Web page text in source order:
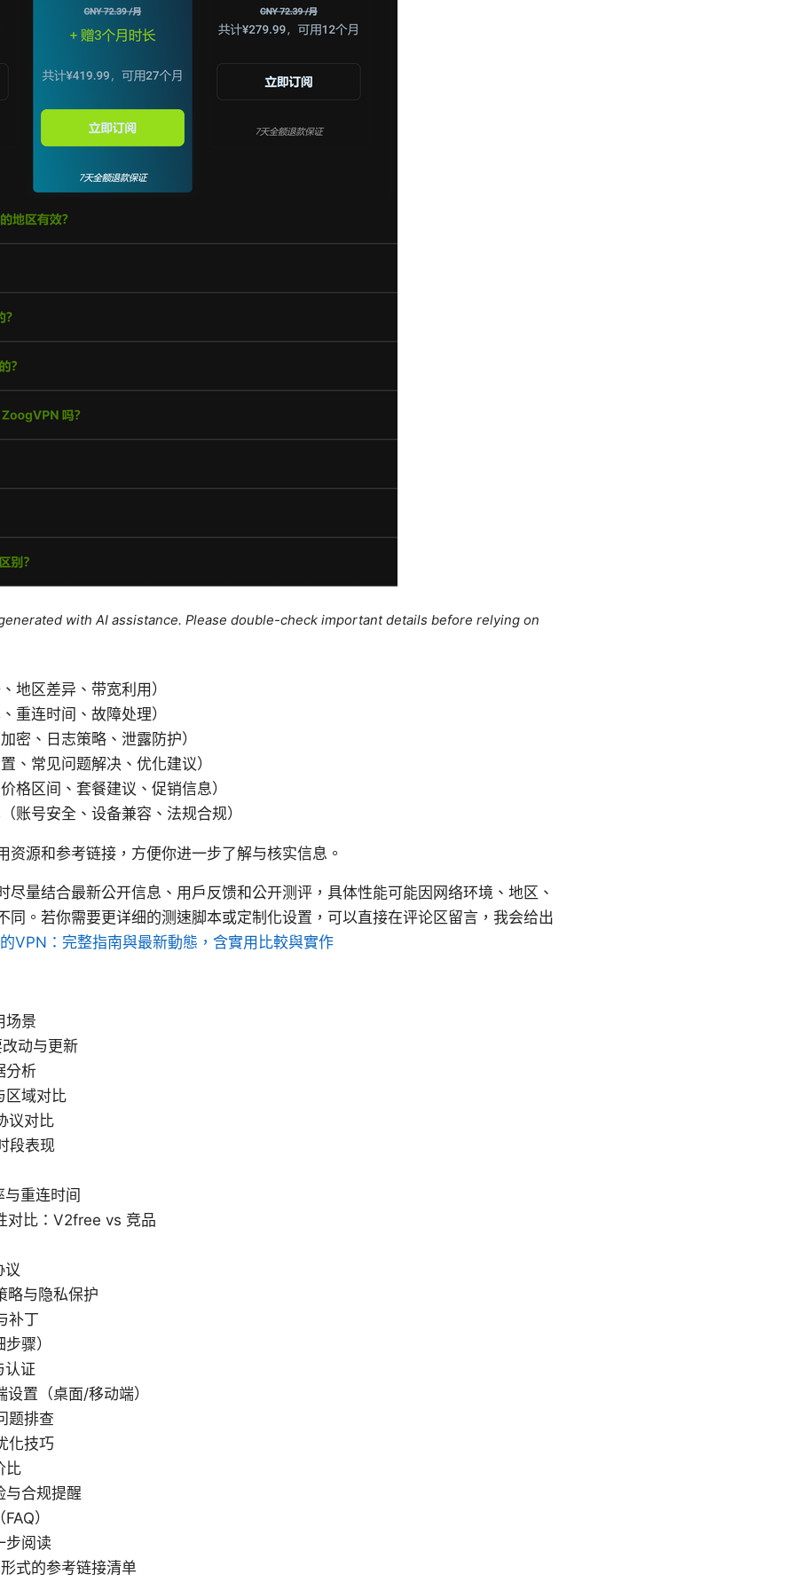
with AI assistance. Please double-check important details before relying on
地区差异、带宽利用）
重连时间、故障处理）
密、日志策略、泄露防护）
、常见问题解决、优化建议）
格区间、套餐建议、促销信息）
账号安全、设备兼容、法规合规）
资源和参考链接，方便你进一步了解与核实信息。
尽量结合最新公开信息、用户反馈和公开测评，具体性能可能因网络环境、地区、
同。若你需要更详细的测速脚本或定制化设置，可以直接在评论区留言，我会给出
VPN：完整指南與最新動態，含實用比較與實作
场景
动与更新
分析
区域对比
议对比
段表现
与重连时间
对比：V2free vs 竞品
议
略与隐私保护
补丁
骤）
认证
设置（桌面/移动端）
题排查
化技巧
比
与合规提醒
）
步阅读
式的参考链接清单